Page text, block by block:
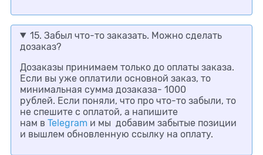
15. Забыл что-то заказать. Можно сделать
дозаказ?
Дозаказы принимаем только до оплаты заказа.
Если вы уже оплатили основной заказ, то
минимальная сумма дозаказа- 1000
рублей. Если поняли, что про что-то забыли, то
не спешите с оплатой, а напишите
нам в Telegram и мы добавим забытые позиции
и вышлем обновленную ссылку на оплату.